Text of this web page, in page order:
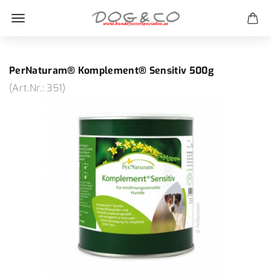
PerNaturam® Komplement® Sensitiv 500g
(Art.Nr.: 351)